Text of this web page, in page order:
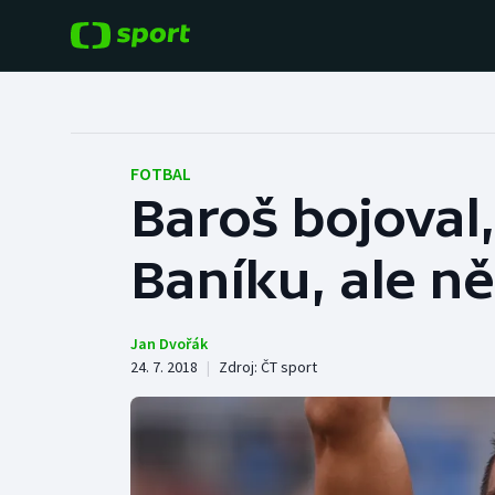
Hokej
Tenis
Cyklistika
Baseball a softbal
Basketbal
Boby a skeleton
FOTBAL
Baroš
Baníku, ale
Jan Dvořák
24. 7. 2018 | Zdroj: ČT sport